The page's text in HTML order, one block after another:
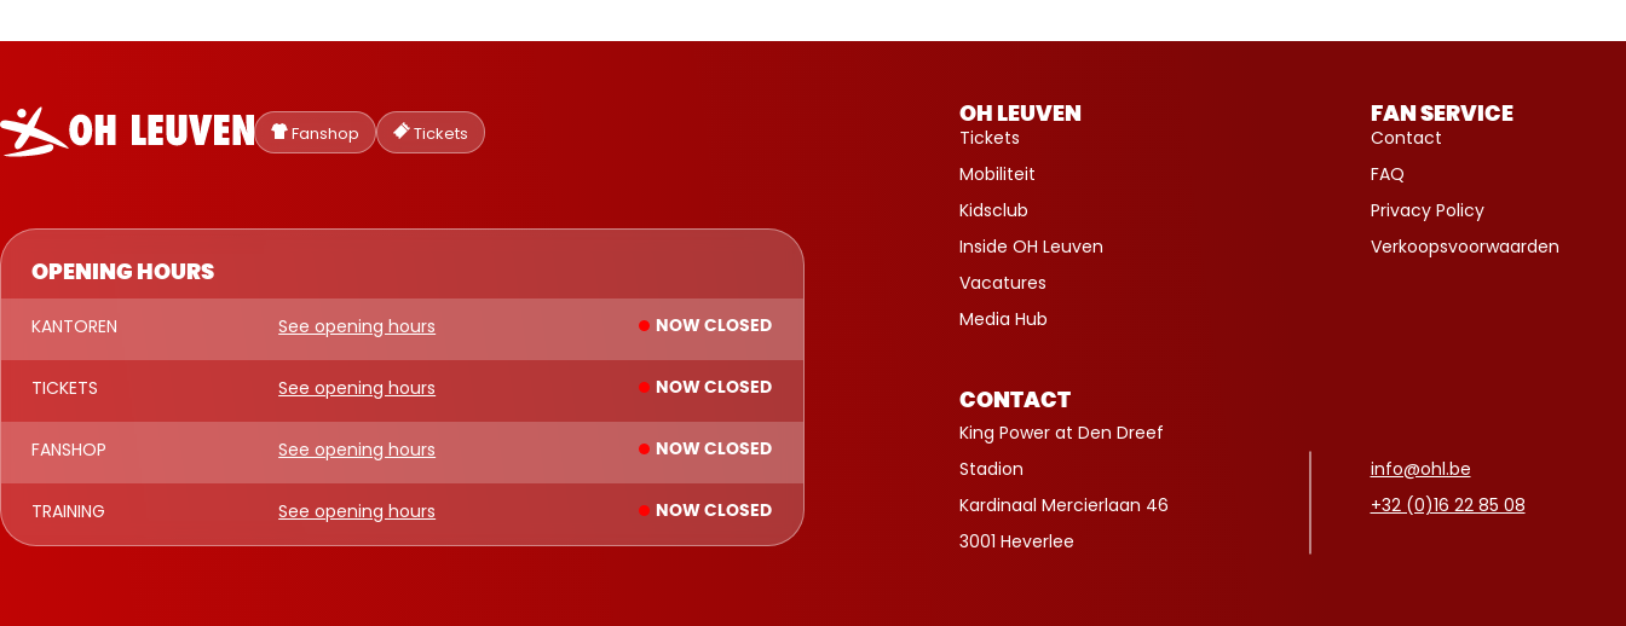
Oud-
Heverlee
Leuven
Fanshop Tickets
OPENING HOURS
KANTOREN See opening hours NOW CLOSED
TICKETS See opening hours NOW CLOSED
FANSHOP See opening hours NOW CLOSED
TRAINING See opening hours NOW CLOSED
OH LEUVEN
Tickets
Mobiliteit
Kidsclub
Inside OH Leuven
Vacatures
Media Hub
FAN SERVICE
Contact
FAQ
Privacy Policy
Verkoopsvoorwaarden
CONTACT
King Power at Den Dreef
Stadion
Kardinaal Mercierlaan 46
3001 Heverlee
info@ohl.be
+32 (0)16 22 85 08